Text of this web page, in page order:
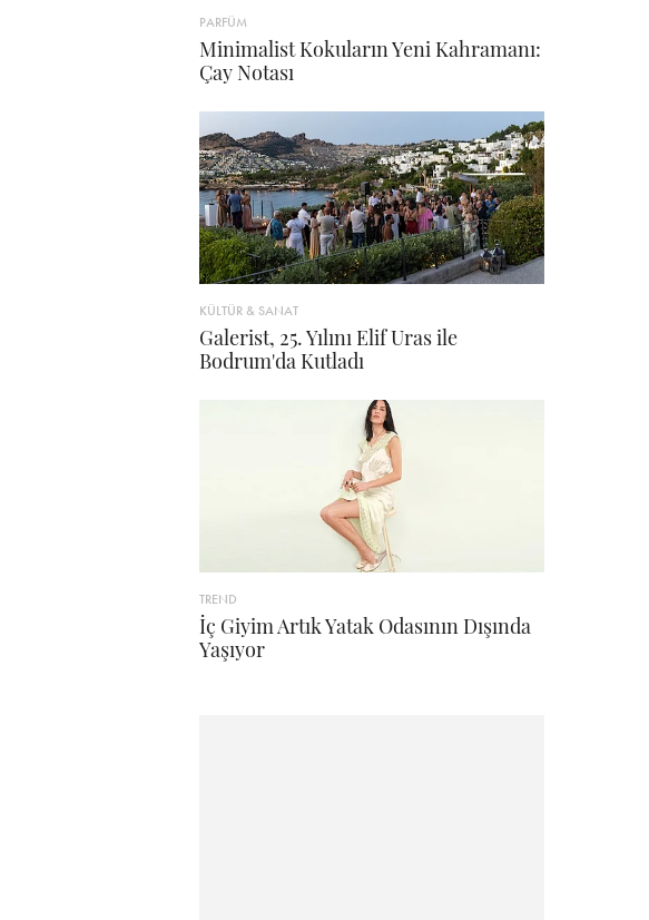
PARFÜM
Minimalist Kokuların Yeni Kahramanı:
Çay Notası
KÜLTÜR & SANAT
Galerist, 25. Yılını Elif Uras ile
Bodrum'da Kutladı
TREND
İç Giyim Artık Yatak Odasının Dışında
Yaşıyor